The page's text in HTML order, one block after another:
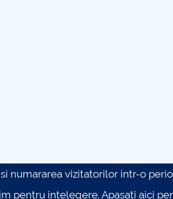
numararea vizitatorilor intr-o
pentru intelegere.Apasati aici